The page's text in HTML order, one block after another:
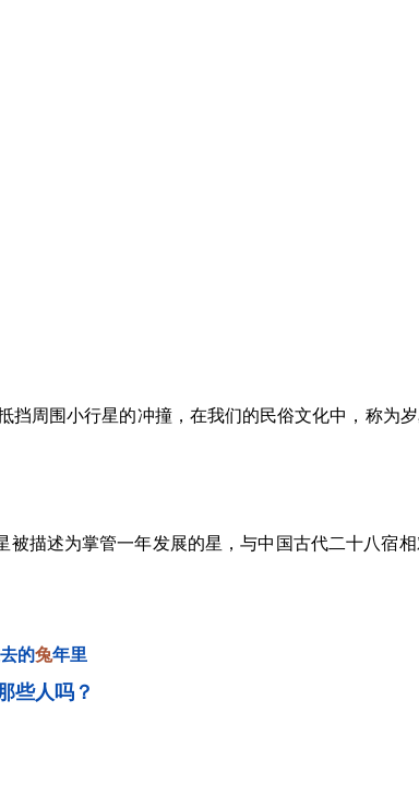
挡周围小行星的冲撞，在我们的民俗文化中， 称为
描述为掌管一年发展的星，与中国古代二十八宿
的兔年里
些人吗？